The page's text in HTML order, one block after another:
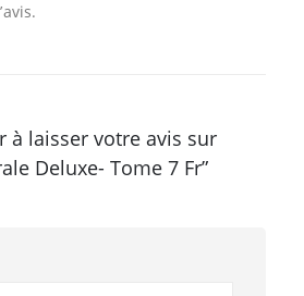
à laisser votre avis sur
Deluxe- Tome 7 Fr”